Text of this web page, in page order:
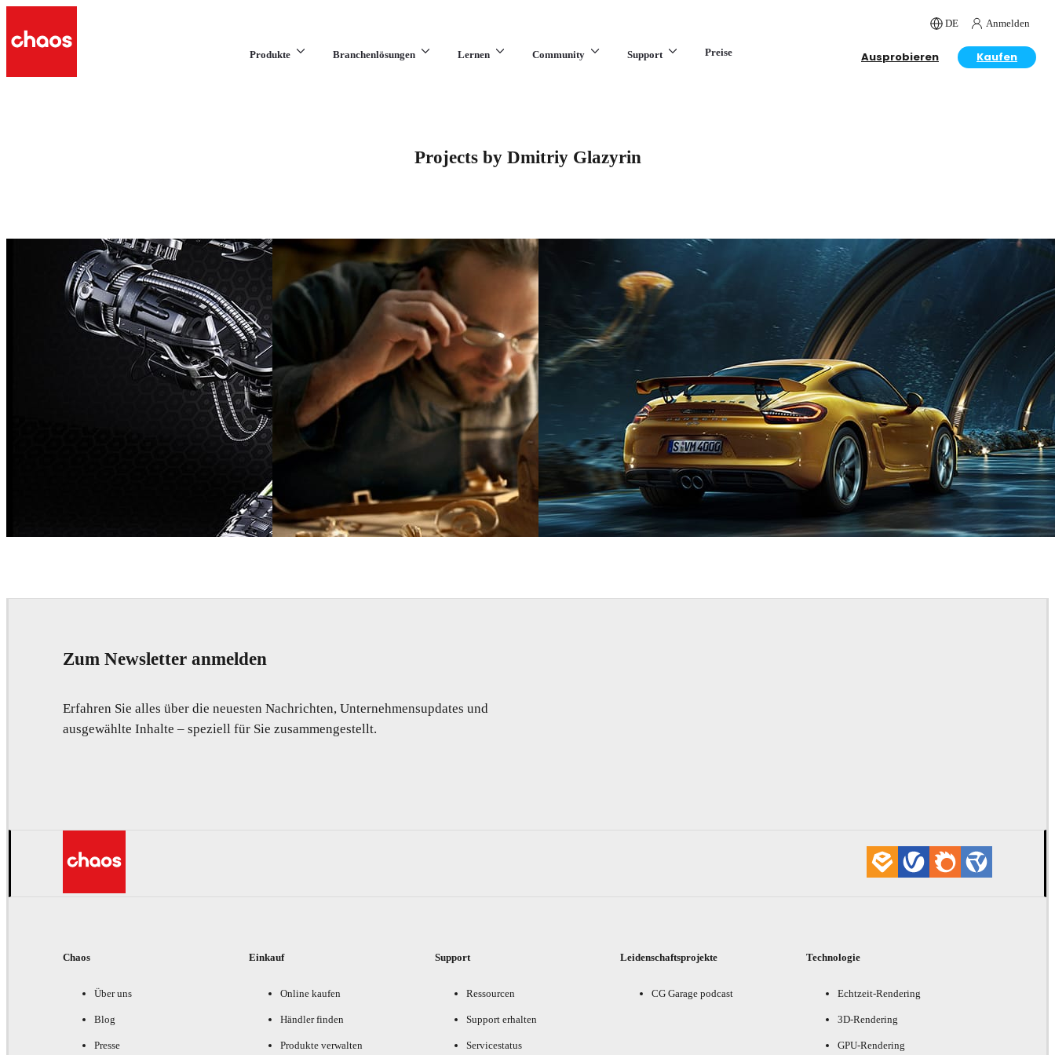
DE Anmelden
Produkte Branchenlösungen Lernen Community Support Preise Ausprobieren Kaufen
Projects by Dmitriy Glazyrin
Zum Newsletter anmelden
Erfahren Sie alles über die neuesten Nachrichten, Unternehmensupdates und
ausgewählte Inhalte – speziell für Sie zusammengestellt.
Chaos
Über uns
Blog
Presse
Einkauf
Online kaufen
Händler finden
Produkte verwalten
Support
Ressourcen
Support erhalten
Servicestatus
Leidenschaftsprojekte
CG Garage podcast
Technologie
Echtzeit-Rendering
3D-Rendering
GPU-Rendering